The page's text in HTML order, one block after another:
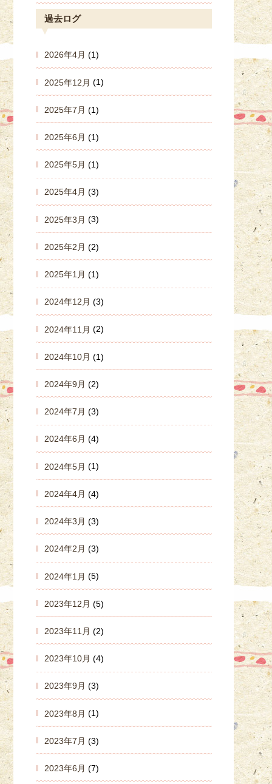
過去ログ
2026年4月 (1)
2025年12月 (1)
2025年7月 (1)
2025年6月 (1)
2025年5月 (1)
2025年4月 (3)
2025年3月 (3)
2025年2月 (2)
2025年1月 (1)
2024年12月 (3)
2024年11月 (2)
2024年10月 (1)
2024年9月 (2)
2024年7月 (3)
2024年6月 (4)
2024年5月 (1)
2024年4月 (4)
2024年3月 (3)
2024年2月 (3)
2024年1月 (5)
2023年12月 (5)
2023年11月 (2)
2023年10月 (4)
2023年9月 (3)
2023年8月 (1)
2023年7月 (3)
2023年6月 (7)